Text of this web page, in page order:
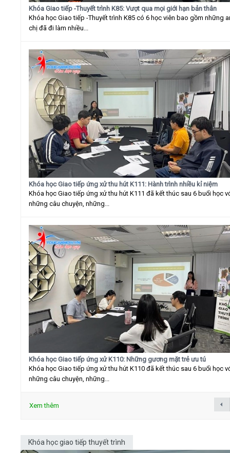
Khóa Giao tiếp -Thuyết trình K85: Vượt qua mọi giới hạn bản thân
Khóa học Giao tiếp -Thuyết trình K85 có 6 học viên bao gồm những
chị đã đi làm nhiều...
Khóa học Giao tiếp ứng xử thu hút K111: Hành trình nhiều kỉ niệm
Khóa học Giao tiếp ứng xử thu hút K111 đã kết thúc sau 6 buổi học
những câu chuyện, những...
Khóa học Giao tiếp ứng xử K110: Những gương mặt trẻ ưu tú
Khóa học Giao tiếp ứng xử thu hút K110 đã kết thúc sau 6 buổi học
những câu chuyện, những...
Xem thêm
Khóa học giao tiếp thuyết trình